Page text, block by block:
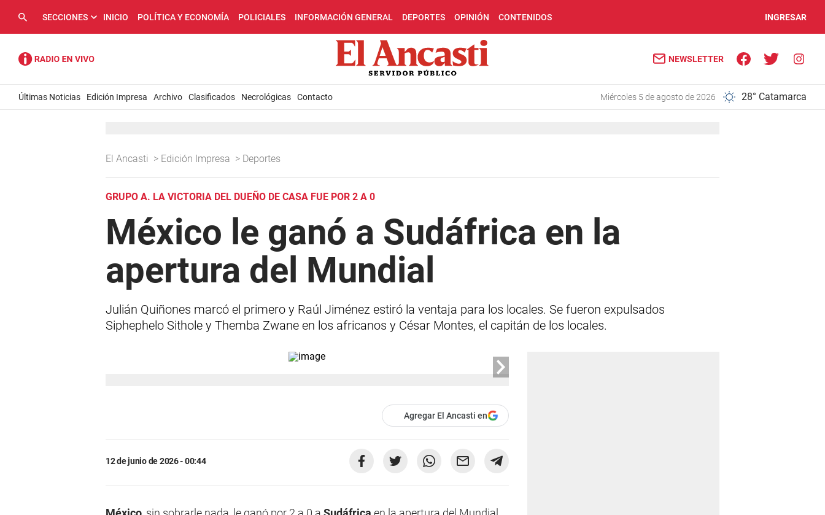
SECCIONES INICIO POLÍTICA Y ECONOMÍA POLICIALES INFORMACIÓN GENERAL DEPORTES OPINIÓN CONTENIDOS INGRESAR
NEWSLETTER
Últimas Noticias Edición Impresa Archivo Clasificados Necrológicas Contacto miércoles 5 de agosto de 2026 28° Catamarca
El Ancasti > Edición Impresa > Deportes
GRUPO A. LA VICTORIA DEL DUEÑO DE CASA FUE POR 2 A 0
México le ganó a Sudáfrica en la
apertura del Mundial
Julián Quiñones marcó el primero y Raúl Jiménez estiró la ventaja para los locales. Se fueron expulsados
Siphephelo Sithole y Themba Zwane en los africanos y César Montes, el capitán de los locales.
Agregar El Ancasti en
12 de junio de 2026 - 00:44